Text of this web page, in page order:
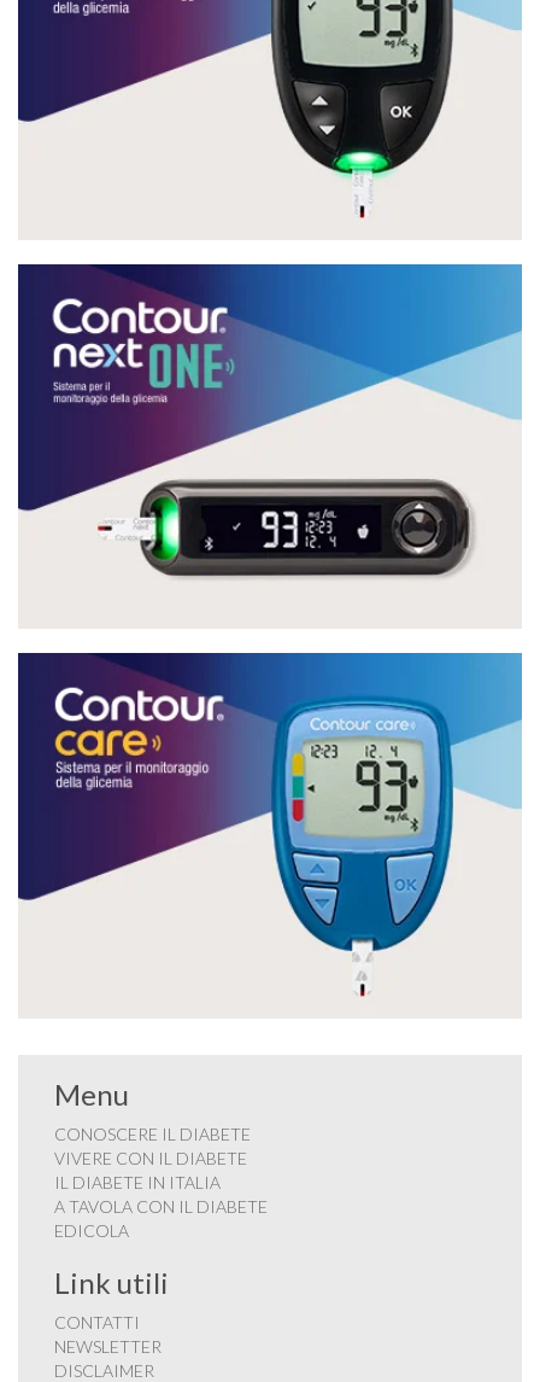
Menu
CONOSCERE IL DIABETE
VIVERE CON IL DIABETE
IL DIABETE IN ITALIA
A TAVOLA CON IL DIABETE
EDICOLA
Link utili
CONTATTI
NEWSLETTER
DISCLAIMER